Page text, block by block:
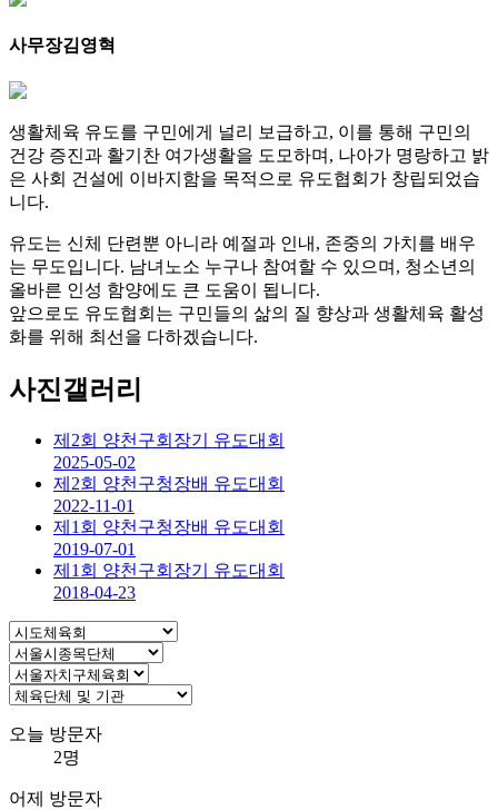
사무장김영혁
생활체육 유도를 구민에게 널리 보급하고, 이를 통해 구민의
건강 증진과 활기찬 여가생활을 도모하며, 나아가 명랑하고 밝
은 사회 건설에 이바지함을 목적으로 유도협회가 창립되었습
니다.
유도는 신체 단련뿐 아니라 예절과 인내, 존중의 가치를 배우
는 무도입니다. 남녀노소 누구나 참여할 수 있으며, 청소년의
올바른 인성 함양에도 큰 도움이 됩니다.
앞으로도 유도협회는 구민들의 삶의 질 향상과 생활체육 활성
화를 위해 최선을 다하겠습니다.
사진갤러리
제2회 양천구회장기 유도대회
2025-05-02
제2회 양천구청장배 유도대회
2022-11-01
제1회 양천구청장배 유도대회
2019-07-01
제1회 양천구회장기 유도대회
2018-04-23
오늘 방문자
2명
어제 방문자